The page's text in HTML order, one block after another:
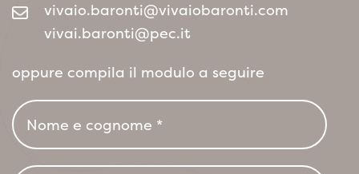
vivaio.baronti@vivaiobaronti.com
vivai.baronti@pec.it
oppure compila il modulo a seguire